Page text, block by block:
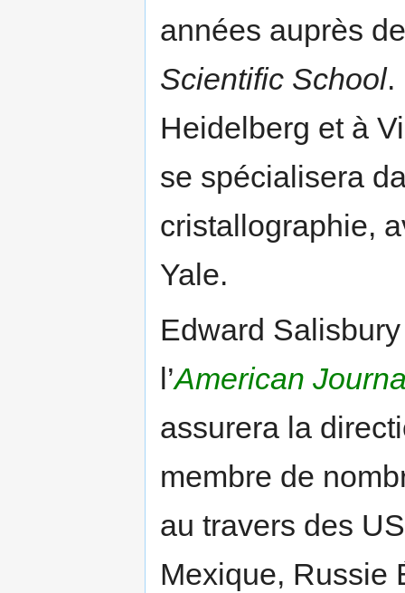
années auprès
Scientific School.
Heidelberg et à
se spécialisera
cristallographie,
Yale.
Edward
l’American
assurera la
membre de
au travers des
Mexique, Russie